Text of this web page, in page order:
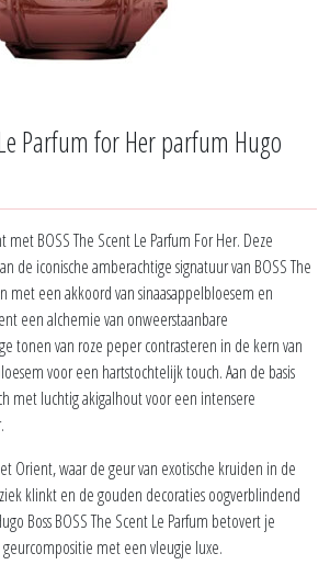
Parfum for Her parfum Hugo
BOSS The Scent Le Parfum For Her. Deze
de iconische amberachtige signatuur van BOSS The
met een akkoord van sinaasappelbloesem en
een alchemie van onweerstaanbare
tonen van roze peper contrasteren in de kern van
voor een hartstochtelijk touch. Aan de basis
met luchtig akigalhout voor een intensere
Orient, waar de geur van exotische kruiden in de
klinkt en de gouden decoraties oogverblindend
Boss BOSS The Scent Le Parfum betovert je
met een vleugje luxe.